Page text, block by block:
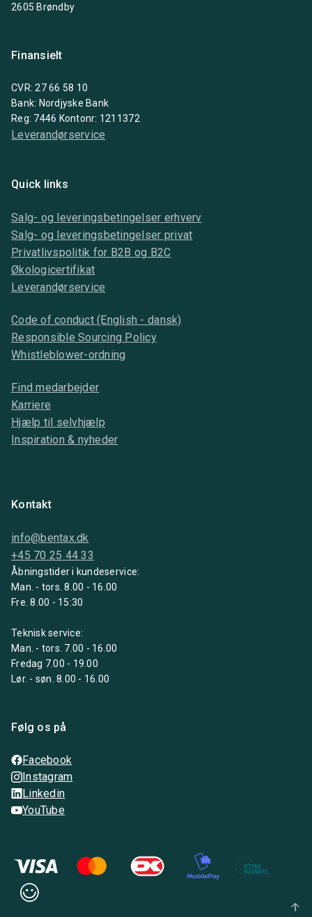
2605 Brøndby
Finansielt
CVR: 27 66 58 10
Bank: Nordjyske Bank
Reg: 7446 Kontonr: 1211372
Leverandørservice
Quick links
Salg- og leveringsbetingelser erhverv
Salg- og leveringsbetingelser privat
Privatlivspolitik for B2B og B2C
Økologicertifikat
Leverandørservice
Code of conduct (English - dansk)
Responsible Sourcing Policy
Whistleblower-ordning
Find medarbejder
Karriere
Hjælp til selvhjælp
Inspiration & nyheder
Kontakt
info@bentax.dk
+45 70 25 44 33
Åbningstider i kundeservice:
Man. - tors. 8.00 - 16.00
Fre. 8.00 - 15:30
Teknisk service:
Man. - tors. 7.00 - 16.00
Fredag 7.00 - 19.00
Lør. - søn. 8.00 - 16.00
Følg os på
Facebook
Instagram
Linkedin
YouTube
arrow_upward_alt